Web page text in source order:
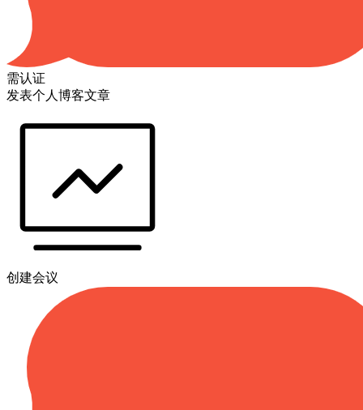
需认证
发表个人博客文章
创建会议